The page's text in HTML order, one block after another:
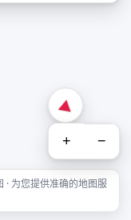
+ −
为您提供准确的地图服